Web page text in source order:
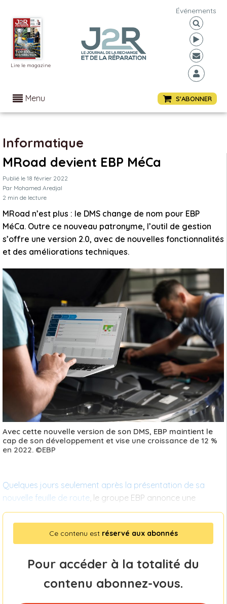
Lire le magazine
Événements
Menu S'ABONNER
Informatique
MRoad devient EBP MéCa
Publié le 18 février 2022
Par Mohamed Aredjal
2 min de lecture
MRoad n’est plus : le DMS change de nom pour EBP
MéCa. Outre ce nouveau patronyme, l’outil de gestion
s’offre une version 2.0, avec de nouvelles fonctionnalités
et des améliorations techniques.
Avec cette nouvelle version de son DMS, EBP maintient le
cap de son développement et vise une croissance de 12 %
en 2022. ©EBP
Quelques jours seulement après la présentation de sa
nouvelle feuille de route , le groupe EBP annonce une
Ce contenu est réservé aux abonnés
Pour accéder à la totalité du
contenu abonnez-vous.